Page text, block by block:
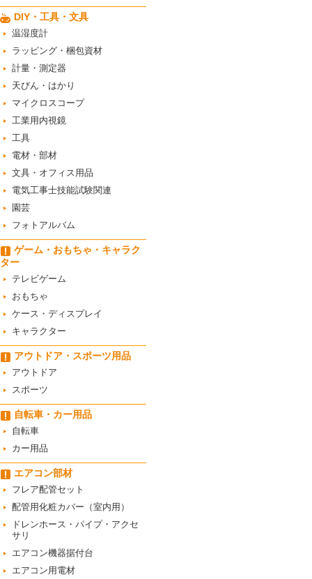
DIY・工具・文具
温湿度計
ラッピング・梱包資材
計量・測定器
天びん・はかり
マイクロスコープ
工業用内視鏡
工具
電材・部材
文具・オフィス用品
電気工事士技能試験関連
園芸
フォトアルバム
ゲーム・おもちゃ・キャラク
ター
テレビゲーム
おもちゃ
ケース・ディスプレイ
キャラクター
アウトドア・スポーツ用品
アウトドア
スポーツ
自転車・カー用品
自転車
カー用品
エアコン部材
フレア配管セット
配管用化粧カバー（室内用）
ドレンホース・パイプ・アクセ
サリ
エアコン機器据付台
エアコン用電材